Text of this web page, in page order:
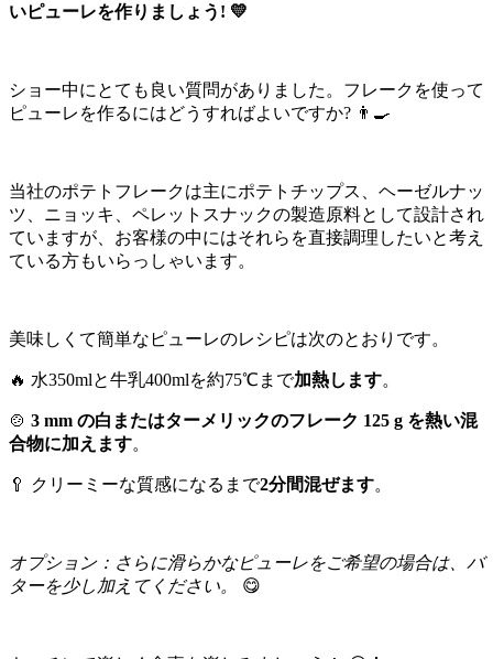
いピューレを作りましょう! 💛
ショー中にとても良い質問がありました。フレークを使って
ピューレを作るにはどうすればよいですか? 👨‍🍳
当社のポテトフレークは主にポテトチップス、ヘーゼルナッ
ツ、ニョッキ、ペレットスナックの製造原料として設計され
ていますが、お客様の中にはそれらを直接調理したいと考え
ている方もいらっしゃいます。
美味しくて簡単なピューレのレシピは次のとおりです。
🔥 水350mlと牛乳400mlを約75℃まで加熱します。
🍲 3 mm の白またはターメリックのフレーク 125 g を熱い混
合物に加えます。
🥄 クリーミーな質感になるまで2分間混ぜます。
オプション：さらに滑らかなピューレをご希望の場合は、バ
ターを少し加えてください。
😋